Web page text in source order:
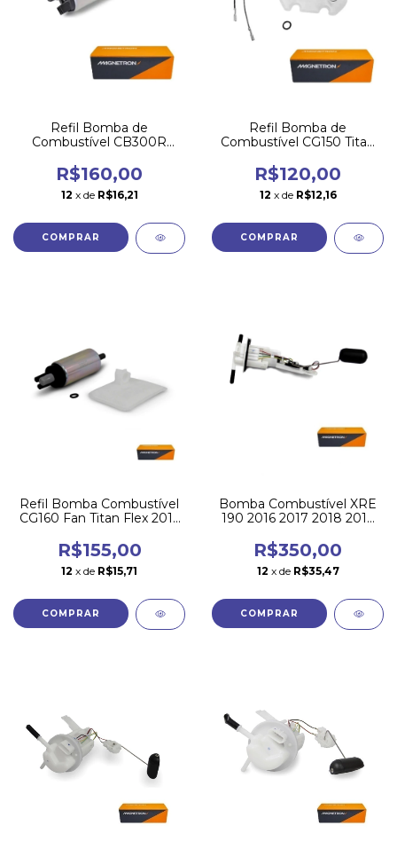
Refil Bomba de
Combustível CB300R
Magnetron
R$160,00
12 x de R$16,21
Refil Bomba de
Combustível CG150 Titan
Magnetron
R$120,00
12 x de R$12,16
Refil Bomba Combustível
CG160 Fan Titan Flex 2016
R$155,00
12 x de R$15,71
Bomba Combustível XRE
190 2016 2017 2018 2019
Magnetron
R$350,00
12 x de R$35,47